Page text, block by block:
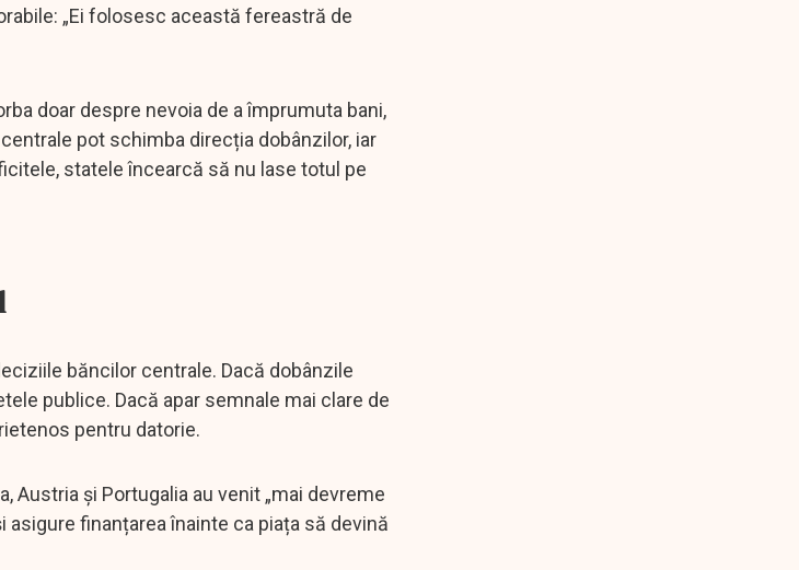
„Ei folosesc această fereastră de
doar despre nevoia de a împrumuta bani,
pot schimba direcția dobânzilor, iar
statele încearcă să nu lase totul pe
băncilor centrale. Dacă dobânzile
publice. Dacă apar semnale mai clare de
pentru datorie.
Austria și Portugalia au venit „mai devreme
finanțarea înainte ca piața să devină